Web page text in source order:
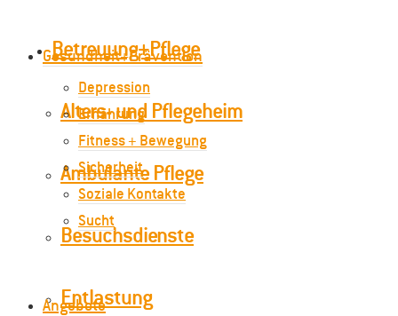
Betreuung+Pflege
Alters- und Pflegeheim
Ambulante Pflege
Besuchsdienste
Entlastung
Gesundheit+Prävention
Depression
Ernährung
Fitness + Bewegung
Sicherheit
Soziale Kontakte
Sucht
Angebote